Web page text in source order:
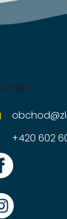
obchod@
+420 602